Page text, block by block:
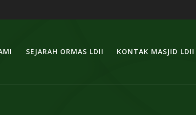
SEJARAH ORMAS LDII KONTAK MASJID LDII